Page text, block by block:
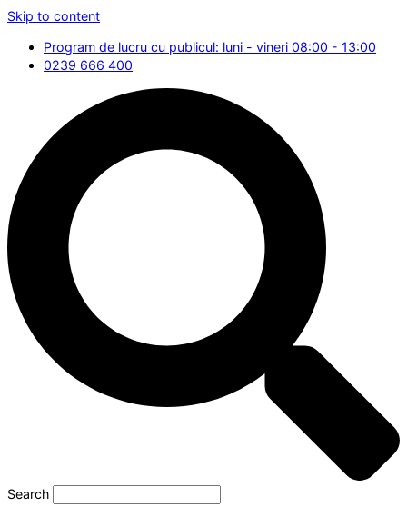
Skip to content
Program de lucru cu publicul: luni - vineri 08:00 - 13:00
0239 666 400
Search